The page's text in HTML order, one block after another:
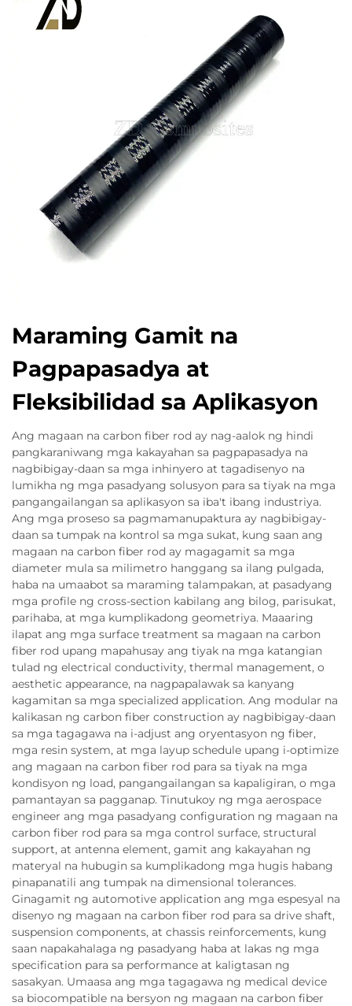
Maraming Gamit na
Pagpapasadya at
Fleksibilidad sa Aplikasyon
Ang magaan na carbon fiber rod ay nag-aalok ng hindi
pangkaraniwang mga kakayahan sa pagpapasadya na
nagbibigay-daan sa mga inhinyero at tagadisenyo na
lumikha ng mga pasadyang solusyon para sa tiyak na mga
pangangailangan sa aplikasyon sa iba't ibang industriya.
Ang mga proseso sa pagmamanupaktura ay nagbibigay-
daan sa tumpak na kontrol sa mga sukat, kung saan ang
magaan na carbon fiber rod ay magagamit sa mga
diameter mula sa milimetro hanggang sa ilang pulgada,
haba na umaabot sa maraming talampakan, at pasadyang
mga profile ng cross-section kabilang ang bilog, parisukat,
parihaba, at mga kumplikadong geometriya. Maaaring
ilapat ang mga surface treatment sa magaan na carbon
fiber rod upang mapahusay ang tiyak na mga katangian
tulad ng electrical conductivity, thermal management, o
aesthetic appearance, na nagpapalawak sa kanyang
kagamitan sa mga specialized application. Ang modular na
kalikasan ng carbon fiber construction ay nagbibigay-daan
sa mga tagagawa na i-adjust ang oryentasyon ng fiber,
mga resin system, at mga layup schedule upang i-optimize
ang magaan na carbon fiber rod para sa tiyak na mga
kondisyon ng load, pangangailangan sa kapaligiran, o mga
pamantayan sa pagganap. Tinutukoy ng mga aerospace
engineer ang mga pasadyang configuration ng magaan na
carbon fiber rod para sa mga control surface, structural
support, at antenna element, gamit ang kakayahan ng
materyal na hubugin sa kumplikadong mga hugis habang
pinapanatili ang tumpak na dimensional tolerances.
Ginagamit ng automotive application ang mga espesyal na
disenyo ng magaan na carbon fiber rod para sa drive shaft,
suspension components, at chassis reinforcements, kung
saan napakahalaga ng pasadyang haba at lakas ng mga
specification para sa performance at kaligtasan ng
sasakyan. Umaasa ang mga tagagawa ng medical device
sa biocompatible na bersyon ng magaan na carbon fiber